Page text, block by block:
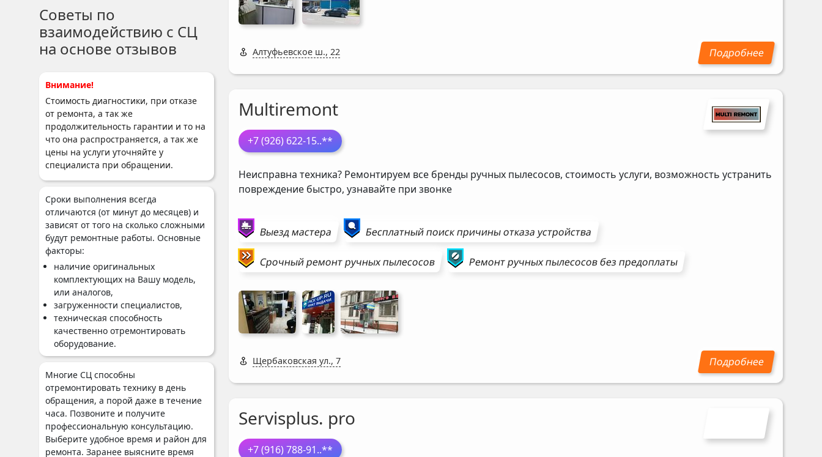
Советы по
взаимодействию с СЦ
на основе отзывов
Внимание!
Стоимость диагностики, при отказе
от ремонта, а так же
продолжительность гарантии и то на
что она распространяется, а так же
цены на услуги уточняйте у
специалиста при обращении.
Сроки выполнения всегда
отличаются (от минут до месяцев) и
зависят от того на сколько сложными
будут ремонтные работы. Основные
факторы:
наличие оригинальных
комплектующих на Вашу модель,
или аналогов,
загруженности специалистов,
техническая способность
качественно отремонтировать
оборудование.
Многие СЦ способны
отремонтировать технику в день
обращения, а порой даже в течение
часа. Позвоните и получите
профессиональную консультацию.
Выберите удобное время и район для
ремонта. Заранее выясните время
Алтуфьевское ш., 22
Multiremont
+7 (926) 622-15..**
Неисправна техника? Ремонтируем все бренды ручных пылесосов, стоимость услуги, возможность устранить
повреждение быстро, узнавайте при звонке
Выезд мастера Бесплатный поиск причины отказа устройства
Срочный ремонтручных пылесосов Ремонтручных пылесосовбез предоплаты
Щербаковская ул., 7
Servisplus. pro
+7 (916) 788-91..**